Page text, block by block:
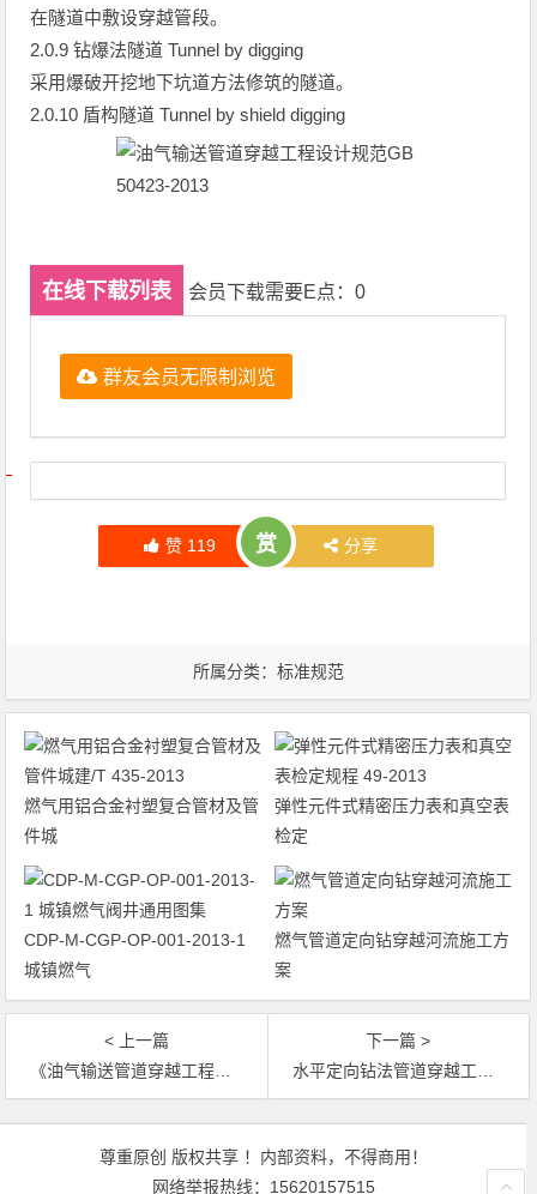
在隧道中敷设穿越管段。
2.0.9 钻爆法隧道 Tunnel by digging
采用爆破开挖地下坑道方法修筑的隧道。
2.0.10 盾构隧道 Tunnel by shield digging
在线下载列表 会员下载需要E点：0
群友会员无限制浏览
文章导航
赞 119 赏 分享
所属分类： 标准规范
燃气用铝合金衬塑复合管材及管
件城
弹性元件式精密压力表和真空表
检定
CDP-M-CGP-OP-001-2013-1
城镇燃气
燃气管道定向钻穿越河流施工方
案
< 上一篇
《油气输送管道穿越工程施工规范》国标 50424-2015
下一篇 >
水平定向钻法管道穿越工程技术规程行业标准- 382-2014
文章导航
尊重原创 版权共享 ！内部资料，不得商用！
网络举报热线：15620157515